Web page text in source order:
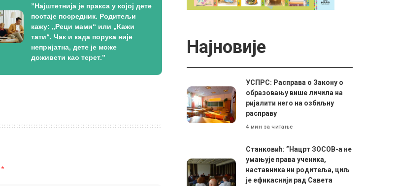
”Најштетнија је пракса у којој дете
постаје посредник. Родитељи
кажу: „Реци мами“ или „Кажи
тати“. Чак и када порука није
непријатна, дете је може
доживети као терет.”
*
Најновије
УСПРС: Расправа о Закону о
образовању више личила на
ријалити него на озбиљну
расправу
4 мин за читање
Станковић: ”Нацрт ЗОСОВ-а не
умањује права ученика,
наставника ни родитеља, циљ
је ефикаснији рад Савета